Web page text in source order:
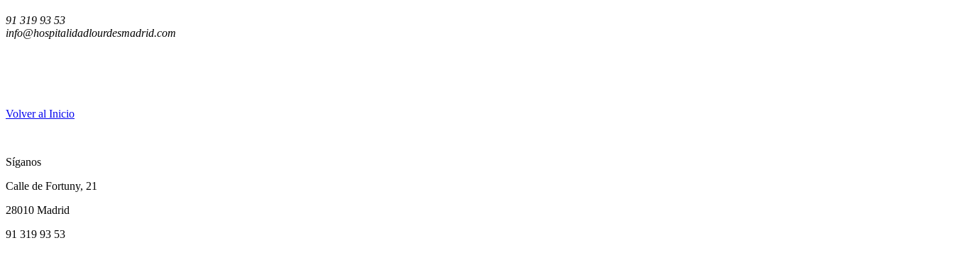
91 319 93 53
info@hospitalidadlourdesmadrid.com
Volver al Inicio
Síganos
Calle de Fortuny, 21
28010 Madrid
91 319 93 53